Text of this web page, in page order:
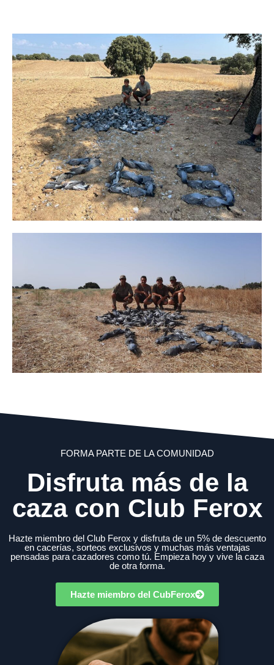
FORMA PARTE DE LA COMUNIDAD
Disfruta más de la
caza con Club Ferox
Hazte miembro del Club Ferox y disfruta de un 5% de descuento
en cacerías, sorteos exclusivos y muchas más ventajas
pensadas para cazadores como tú. Empieza hoy y vive la caza
de otra forma.
Hazte miembro del CubFerox